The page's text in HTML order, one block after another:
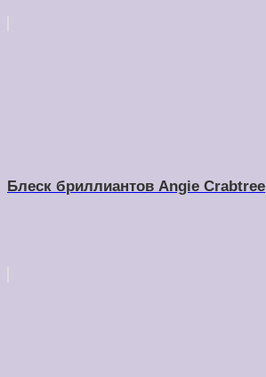
Блеск бриллиантов Angie Crabtree